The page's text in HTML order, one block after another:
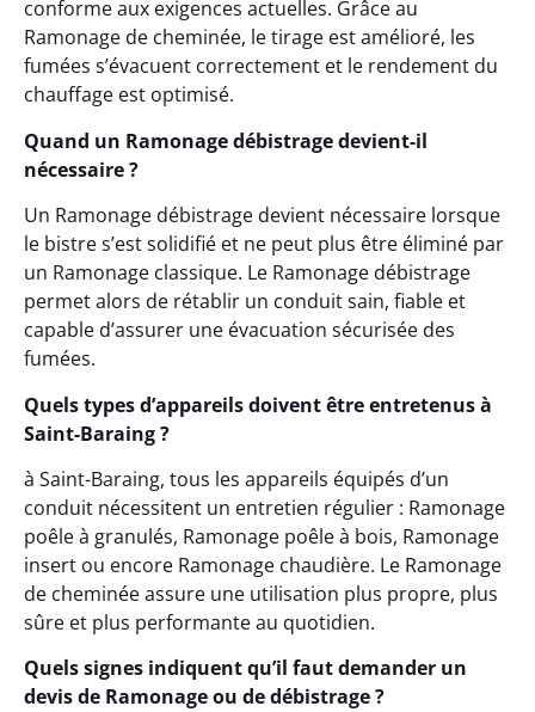
conforme aux exigences actuelles. Grâce au
Ramonage de cheminée, le tirage est amélioré, les
fumées s’évacuent correctement et le rendement du
chauffage est optimisé.
Quand un Ramonage débistrage devient-il
nécessaire ?
Un Ramonage débistrage devient nécessaire lorsque
le bistre s’est solidifié et ne peut plus être éliminé par
un Ramonage classique. Le Ramonage débistrage
permet alors de rétablir un conduit sain, fiable et
capable d’assurer une évacuation sécurisée des
fumées.
Quels types d’appareils doivent être entretenus à
Saint-Baraing ?
à Saint-Baraing, tous les appareils équipés d’un
conduit nécessitent un entretien régulier : Ramonage
poêle à granulés, Ramonage poêle à bois, Ramonage
insert ou encore Ramonage chaudière. Le Ramonage
de cheminée assure une utilisation plus propre, plus
sûre et plus performante au quotidien.
Quels signes indiquent qu’il faut demander un
devis de Ramonage ou de débistrage ?